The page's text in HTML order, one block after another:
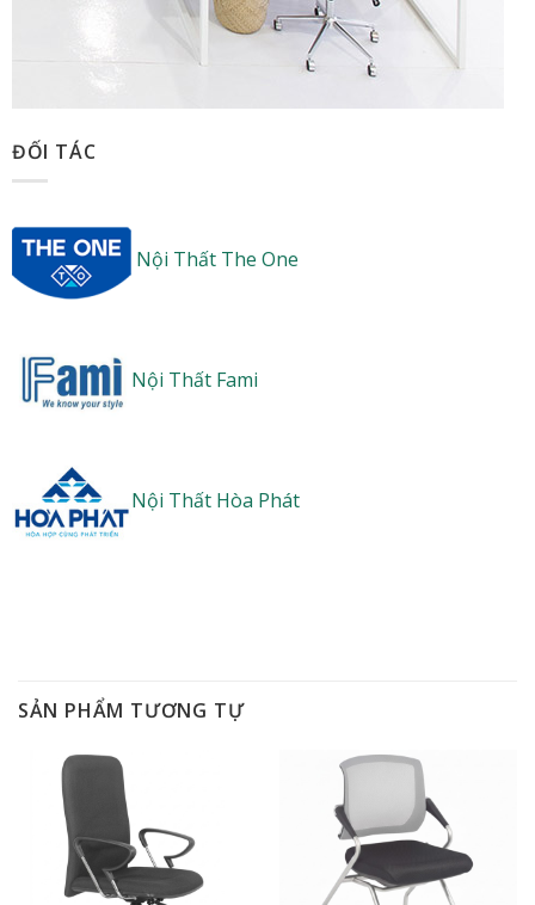
ĐỐI TÁC
Nội Thất The One
Nội Thất Fami
Nội Thất Hòa Phát
SẢN PHẨM TƯƠNG TỰ